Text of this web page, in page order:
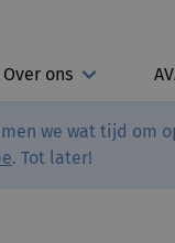
Over ons
we wat tijd
. Tot later!